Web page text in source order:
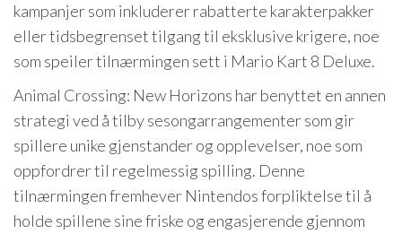
kampanjer som inkluderer rabatterte karakterpakker
eller tidsbegrenset tilgang til eksklusive krigere, noe
som speiler tilnærmingen sett i Mario Kart 8 Deluxe.
Animal Crossing: New Horizons har benyttet en annen
strategi ved å tilby sesongarrangementer som gir
spillere unike gjenstander og opplevelser, noe som
oppfordrer til regelmessig spilling. Denne
tilnærmingen fremhever Nintendos forpliktelse til å
holde spillene sine friske og engasjerende gjennom